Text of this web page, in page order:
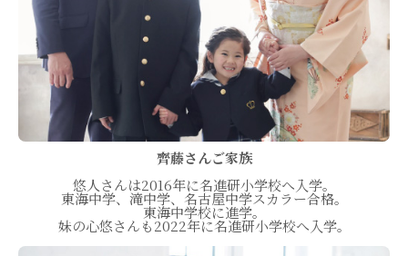
齊藤さんご家族
悠人さんは2016年に名進研小学校へ入学。
東海中学、滝中学、名古屋中学スカラー合格。
東海中学校に進学。
妹の心悠さんも2022年に名進研小学校へ入学。